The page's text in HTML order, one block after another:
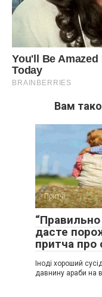
Вам
Притчі
дасте
притча про
Іноді хороший
давнину араби на